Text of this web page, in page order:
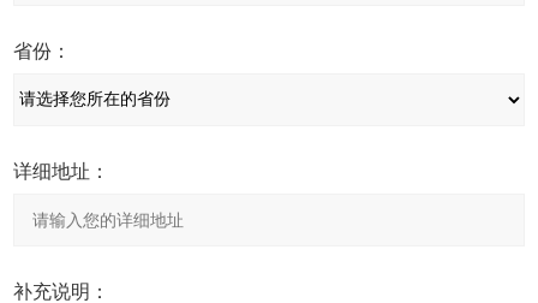
省份：
详细地址：
补充说明：